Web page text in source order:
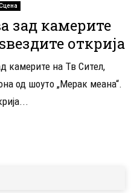
зад камерите
открија
камерите на Тв Сител,
од шоуто „Мерак меана“.